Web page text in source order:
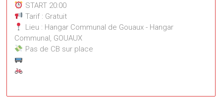
START 20:00
Tarif : Gratuit
Lieu : Hangar Communal de Gouaux - Hangar
Communal, GOUAUX
Pas de CB sur place